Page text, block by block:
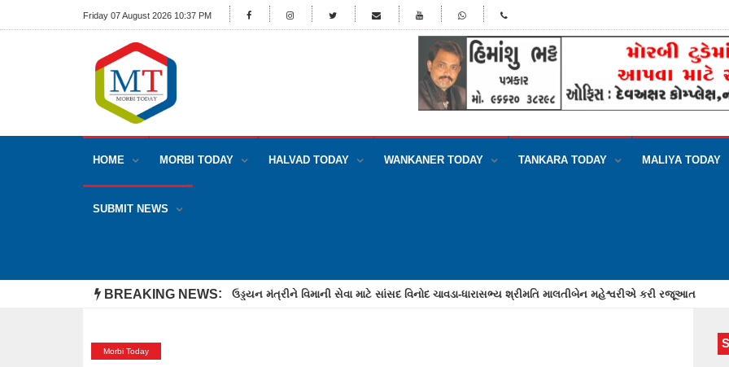
Friday 07 August 2026 10:37 PM
HOME MORBI TODAY HALVAD TODAY WANKANER TODAY TANKARA TODAY MALIYA TODAY
SUBMIT NEWS
BREAKING NEWS મોરબીની અણિયારી ચોકડી પાસેથી 10 પાડાને કતલખાને લઈ જતાં વાહન સાથે બે શખ્સને ગૌરક્ષકોએ પકડાયા
Morbi Today